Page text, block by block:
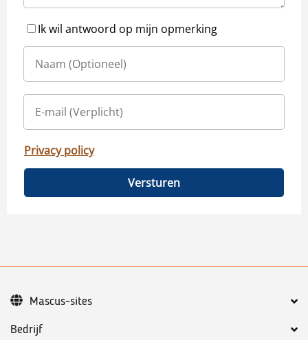
Ik wil antwoord op mijn opmerking
Privacy policy
Versturen
Bedrijf
Mascus-sites